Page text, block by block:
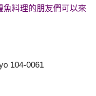
魚料理的朋友們可以來
104-0061